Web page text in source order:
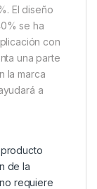
El diseño
se ha
con
una parte
la marca
a
de la
requiere